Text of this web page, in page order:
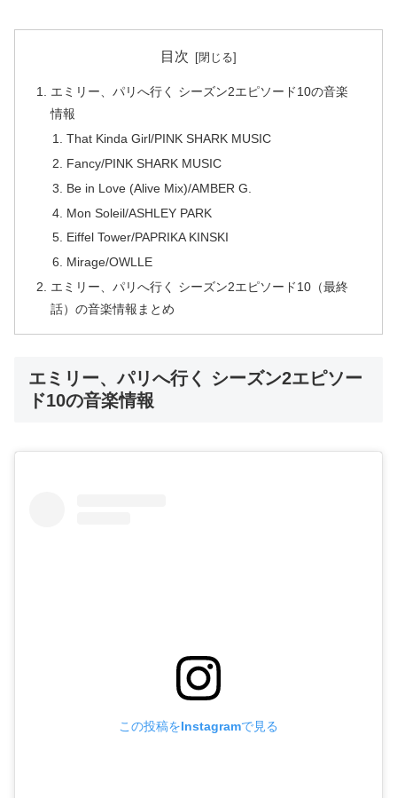
目次
エミリー、パリへ行く シーズン2エピソード10の音楽
情報
That Kinda Girl/PINK SHARK MUSIC
Fancy/PINK SHARK MUSIC
Be in Love (Alive Mix)/AMBER G.
Mon Soleil/ASHLEY PARK
Eiffel Tower/PAPRIKA KINSKI
Mirage/OWLLE
エミリー、パリへ行く シーズン2エピソード10（最終
話）の音楽情報まとめ
エミリー、パリへ行く シーズン2エピソー
ド10の音楽情報
この投稿をInstagramで見る